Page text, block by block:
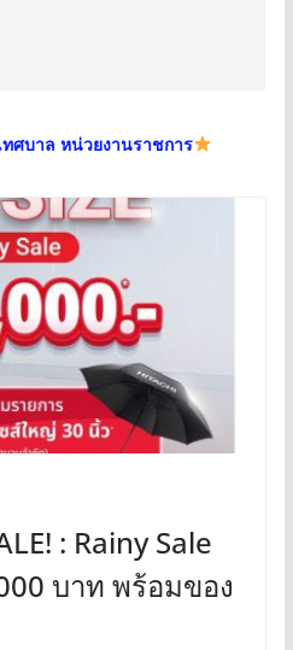
ทศบาล หน่วยงานราชการ
: Rainy Sale
บาท พร้อมของ